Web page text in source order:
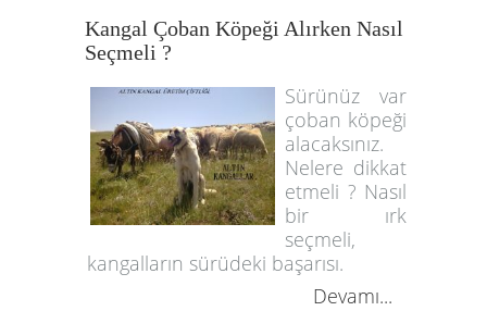
Kangal Çoban Köpeği Alırken Nasıl
Seçmeli ?
Sürünüz var
çoban köpeği
alacaksınız.
Nelere dikkat
etmeli ? Nasıl
bir ırk
seçmeli,
kangalların sürüdeki başarısı.
Devamı...